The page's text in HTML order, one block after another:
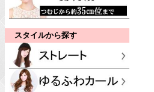
スタイルから探す